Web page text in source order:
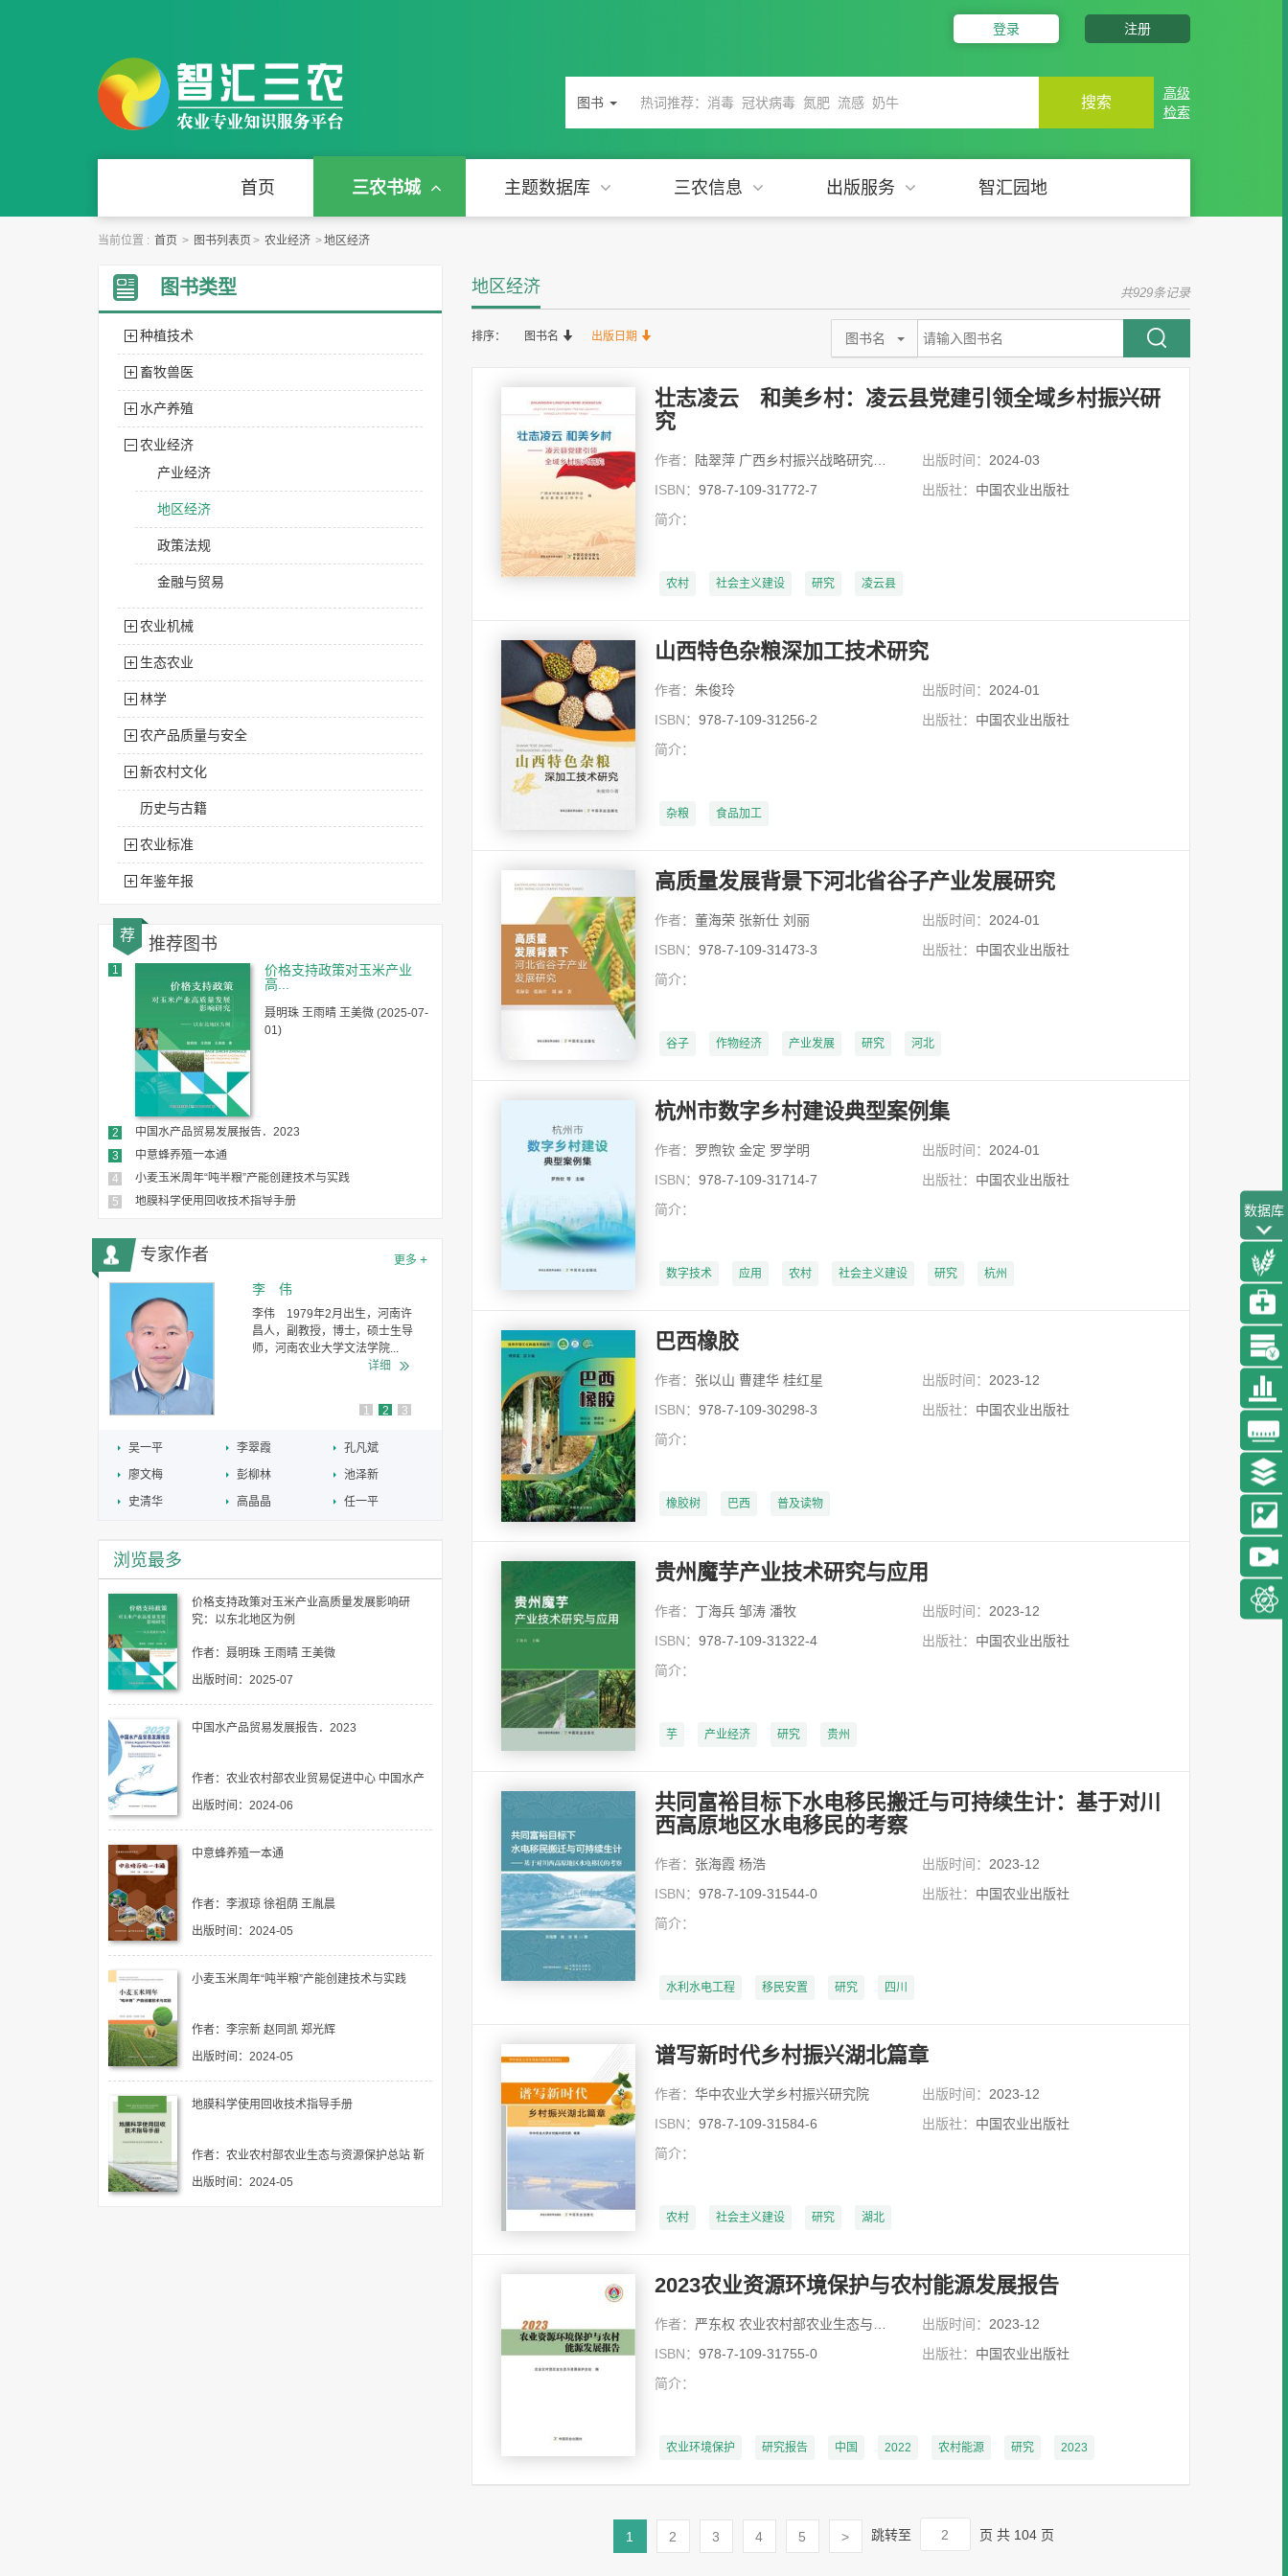
登录 注册
图书 搜索
高级
检索
首页 三农书城 主题数据库 三农信息 出版服务 智汇园地
当前位置 : 首页 > 图书列表页 > 农业经济 >地区经济
图书类型
种植技术
畜牧兽医
水产养殖
农业经济
产业经济
地区经济
政策法规
金融与贸易
农业机械
生态农业
林学
农产品质量与安全
新农村文化
历史与古籍
农业标准
年鉴年报
荐 推荐图书
1
价格支持政策对玉米产业
高...
聂明珠 王雨晴 王美微 (2025-07-
01)
2
中国水产品贸易发展报告．2023
3
中意蜂养殖一本通
4
小麦玉米周年“吨半粮”产能创建技术与实践
5
地膜科学使用回收技术指导手册
更多 +
专家作者
李 伟
李伟 1979年2月出生，河南许
昌人，副教授，博士，硕士生导
师，河南农业大学文法学院...
详细
关信平
关信平 博士，南开大学社会建
设与管理研究院院长，社会工作
与社会政策系教授，博士生...
1 2 3
吴一平 李翠霞
孔凡斌
廖文梅
彭柳林
池泽新
史清华
高晶晶 任一平
浏览最多
价格支持政策对玉米产业高质量发展影响研
究：以东北地区为例
作者：聂明珠 王雨晴 王美微
出版时间：2025-07
中国水产品贸易发展报告．2023
作者：农业农村部农业贸易促进中心 中国水产
科学研究院黄海水产研究所 马洪涛
出版时间：2024-06
中意蜂养殖一本通
作者：李淑琼 徐祖荫 王胤晨
出版时间：2024-05
小麦玉米周年“吨半粮”产能创建技术与实践
作者：李宗新 赵同凯 郑光辉
出版时间：2024-05
地膜科学使用回收技术指导手册
作者：农业农村部农业生态与资源保护总站 靳
拓 许丹丹
出版时间：2024-05
地区经济 共929条记录
排序： 图书名 出版日期 图书名
壮志凌云 和美乡村：凌云县党建引领全域乡村振兴研
究
作者： 陆翠萍 广西乡村振兴战略研究会 凌云县党建工作中心 出版时间： 2024-03
ISBN： 978-7-109-31772-7 出版社： 中国农业出版社
简介：
农村 社会主义建设 研究 凌云县
山西特色杂粮深加工技术研究
作者： 朱俊玲 出版时间： 2024-01
ISBN： 978-7-109-31256-2 出版社： 中国农业出版社
简介：
杂粮 食品加工
高质量发展背景下河北省谷子产业发展研究
作者： 董海荣 张新仕 刘丽 出版时间： 2024-01
ISBN： 978-7-109-31473-3 出版社： 中国农业出版社
简介：
谷子 作物经济 产业发展 研究 河北
杭州市数字乡村建设典型案例集
作者： 罗煦钦 金定 罗学明 出版时间： 2024-01
ISBN： 978-7-109-31714-7 出版社： 中国农业出版社
简介：
数字技术 应用 农村 社会主义建设 研究 杭州
巴西橡胶
作者： 张以山 曹建华 桂红星 出版时间： 2023-12
ISBN： 978-7-109-30298-3 出版社： 中国农业出版社
简介：
橡胶树 巴西 普及读物
贵州魔芋产业技术研究与应用
作者： 丁海兵 邹涛 潘牧 出版时间： 2023-12
ISBN： 978-7-109-31322-4 出版社： 中国农业出版社
简介：
芋 产业经济 研究 贵州
共同富裕目标下水电移民搬迁与可持续生计：基于对川
西高原地区水电移民的考察
作者： 张海霞 杨浩 出版时间： 2023-12
ISBN： 978-7-109-31544-0 出版社： 中国农业出版社
简介：
水利水电工程 移民安置 研究 四川
谱写新时代乡村振兴湖北篇章
作者： 华中农业大学乡村振兴研究院 出版时间： 2023-12
ISBN： 978-7-109-31584-6 出版社： 中国农业出版社
简介：
农村 社会主义建设 研究 湖北
2023农业资源环境保护与农村能源发展报告
作者： 严东权 农业农村部农业生态与资源保护总站 李少华 出版时间： 2023-12
ISBN： 978-7-109-31755-0 出版社： 中国农业出版社
简介：
农业环境保护 研究报告 中国 2022 农村能源 研究 2023
1 2 3 4 5 > 跳转至 页 共 104 页
数据库